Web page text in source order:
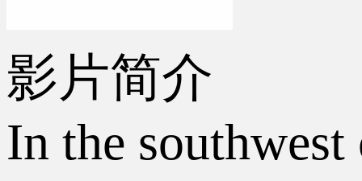
影片简介
In the